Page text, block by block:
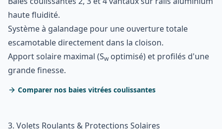
haute fluidité.
Système à galandage pour une ouverture totale
escamotable directement dans la cloison.
Apport solaire maximal (Swoptimisé) et profilés d'une
grande finesse.
Comparer nos baies vitrées coulissantes
3. Volets Roulants & Protections Solaires